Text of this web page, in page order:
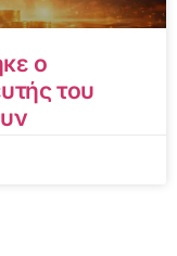
ο
του